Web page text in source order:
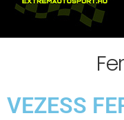
VEZESS